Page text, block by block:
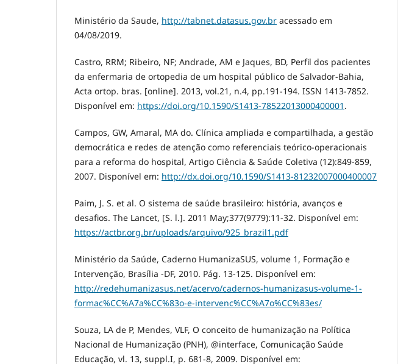
Ministério da Saude, http://tabnet.datasus.gov.br acessado em
04/08/2019.
Castro, RRM; Ribeiro, NF; Andrade, AM e Jaques, BD, Perfil dos pacientes
da enfermaria de ortopedia de um hospital público de Salvador-Bahia,
Acta ortop. bras. [online]. 2013, vol.21, n.4, pp.191-194. ISSN 1413-7852.
Disponível em: https://doi.org/10.1590/S1413-78522013000400001 .
Campos, GW, Amaral, MA do. Clínica ampliada e compartilhada, a gestão
democrática e redes de atenção como referenciais teórico-operacionais
para a reforma do hospital, Artigo Ciência & Saúde Coletiva (12):849-859,
2007. Disponível em: http://dx.doi.org/10.1590/S1413-81232007000400007
Paim, J. S. et al. O sistema de saúde brasileiro: história, avanços e
desafios. The Lancet, [S. l.]. 2011 May;377(9779):11-32. Disponível em:
https://actbr.org.br/uploads/arquivo/925_brazil1.pdf
Ministério da Saúde, Caderno HumanizaSUS, volume 1, Formação e
Intervenção, Brasília -DF, 2010. Pág. 13-125. Disponível em:
http://redehumanizasus.net/acervo/cadernos-humanizasus-volume-1-
formac%CC%A7a%CC%83o-e-intervenc%CC%A7o%CC%83es/
Souza, LA de P, Mendes, VLF, O conceito de humanização na Política
Nacional de Humanização (PNH), @interface, Comunicação Saúde
Educação, vl. 13, suppl.I, p. 681-8, 2009. Disponível em: